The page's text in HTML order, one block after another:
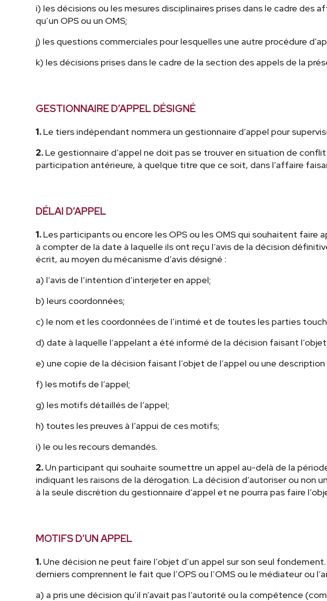
i) les décisions ou les mesures disciplinaires prises dans le cadre
qu’un OPS ou un OMS;
j) les questions commerciales pour lesquelles une autre procédure
k) les décisions prises dans le cadre de la section des appels de la
GESTIONNAIRE D’APPEL DÉSIGNÉ
1. Le tiers indépendant nommera un gestionnaire d’appel pour
2. Le gestionnaire d’appel ne doit pas se trouver en situation de
participation antérieure, à quelque titre que ce soit, dans l’affaire
DÉLAI D’APPEL
1. Les participants ou encore les OPS ou les OMS qui souhaitent faire
à compter de la date à laquelle ils ont reçu l’avis de la décision
écrit, au moyen du mécanisme d’avis désigné :
a) l’avis de l’intention d’interjeter en appel;
b) leurs coordonnées;
c) le nom et les coordonnées de l’intimé et de toutes les parties
d) date à laquelle l’appelant a été informé de la décision faisant l’objet
e) une copie de la décision faisant l’objet de l’appel ou une
f) les motifs de l’appel;
g) les motifs détaillés de l’appel;
h) toutes les preuves à l’appui de ces motifs;
i) le ou les recours demandés.
2. Un participant qui souhaite soumettre un appel au-delà de la
indiquant les raisons de la dérogation. La décision d’autoriser ou non
à la seule discrétion du gestionnaire d’appel et ne pourra pas faire
MOTIFS D’UN APPEL
1. Une décision ne peut faire l’objet d’un appel sur son seul
derniers comprennent le fait que l’OPS ou l’OMS ou le médiateur ou
a) a pris une décision qu’il n’avait pas l’autorité ou la compétence